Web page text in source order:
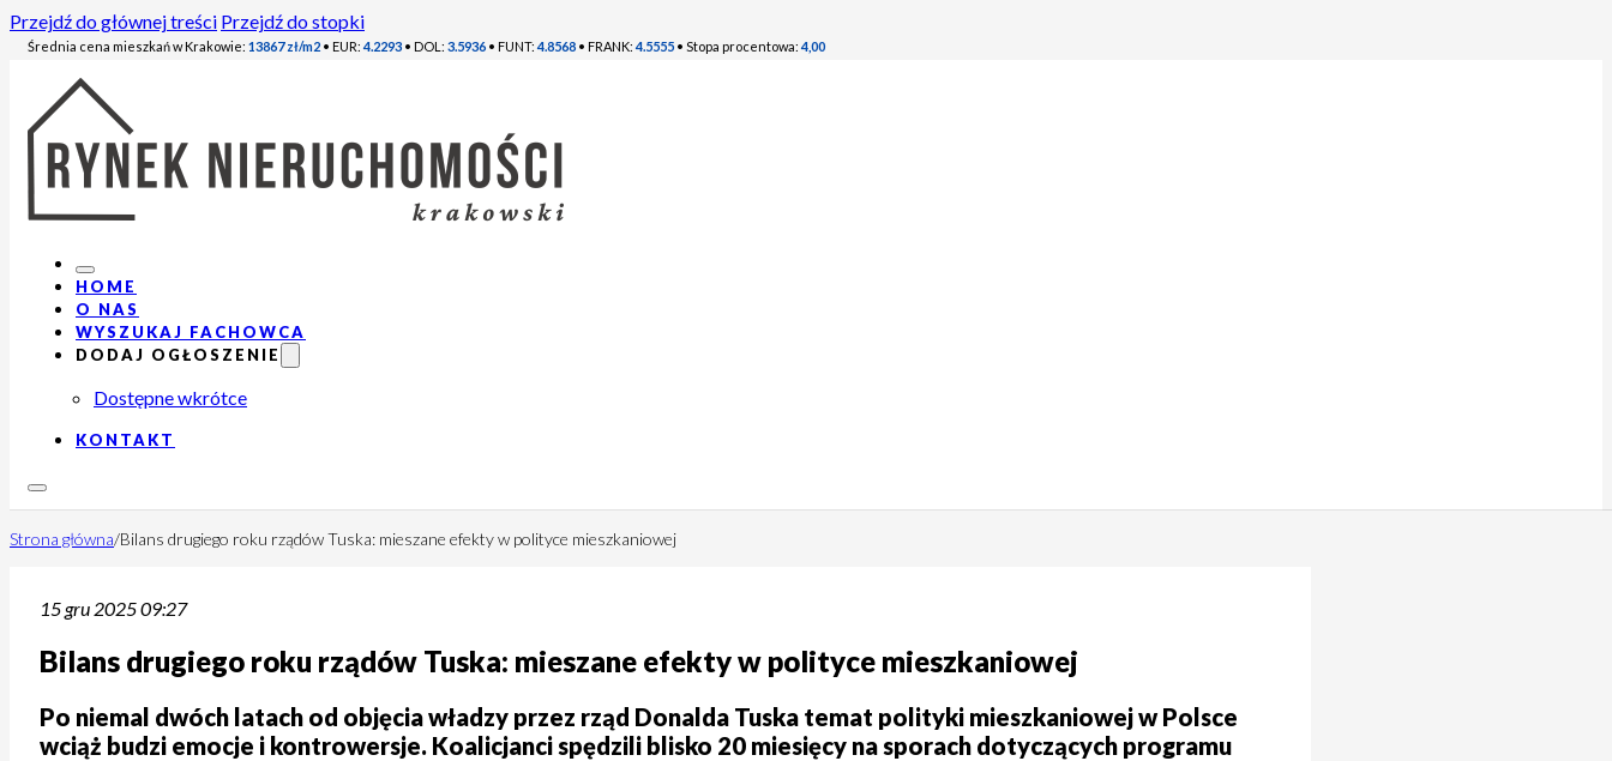
Przejdź do głównej treści Przejdź do stopki
Średnia cena mieszkań w Krakowie: 13867 zł/m2 • EUR: 4.2293 • DOL: 3.5936 • FUNT: 4.8568 • FRANK: 4.5555 • Stopa procentowa: 4,00
HOME
O NAS
WYSZUKAJ FACHOWCA
DODAJ OGŁOSZENIE
Dostępne wkrótce
KONTAKT
Strona główna/Bilans drugiego roku rządów Tuska: mieszane efekty w polityce mieszkaniowej
15 gru 2025 09:27
Bilans drugiego roku rządów Tuska: mieszane efekty w polityce mieszkaniowej
Po niemal dwóch latach od objęcia władzy przez rząd Donalda Tuska temat polityki mieszkaniowej w Polsce
wciąż budzi emocje i kontrowersje. Koalicjanci spędzili blisko 20 miesięcy na sporach dotyczących programu